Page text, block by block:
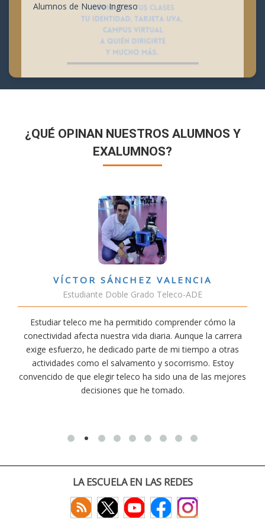
Alumnos de Nuevo Ingreso
¿QUÉ OPINAN NUESTROS ALUMNOS Y
EXALUMNOS?
VÍCTOR SÁNCHEZ VALENCIA
Estudiante Doble Grado Teleco-ADE
Estudiar teleco me ha permitido comprender cómo la
conectividad afecta nuestra vida diaria. Aunque la carrera
exige esfuerzo, he dedicado parte de mi tiempo a otras
actividades como el salvamento y socorrismo. Estoy
convencido de que elegir teleco ha sido una de las mejores
decisiones que he tomado.
LA ESCUELA EN LAS REDES